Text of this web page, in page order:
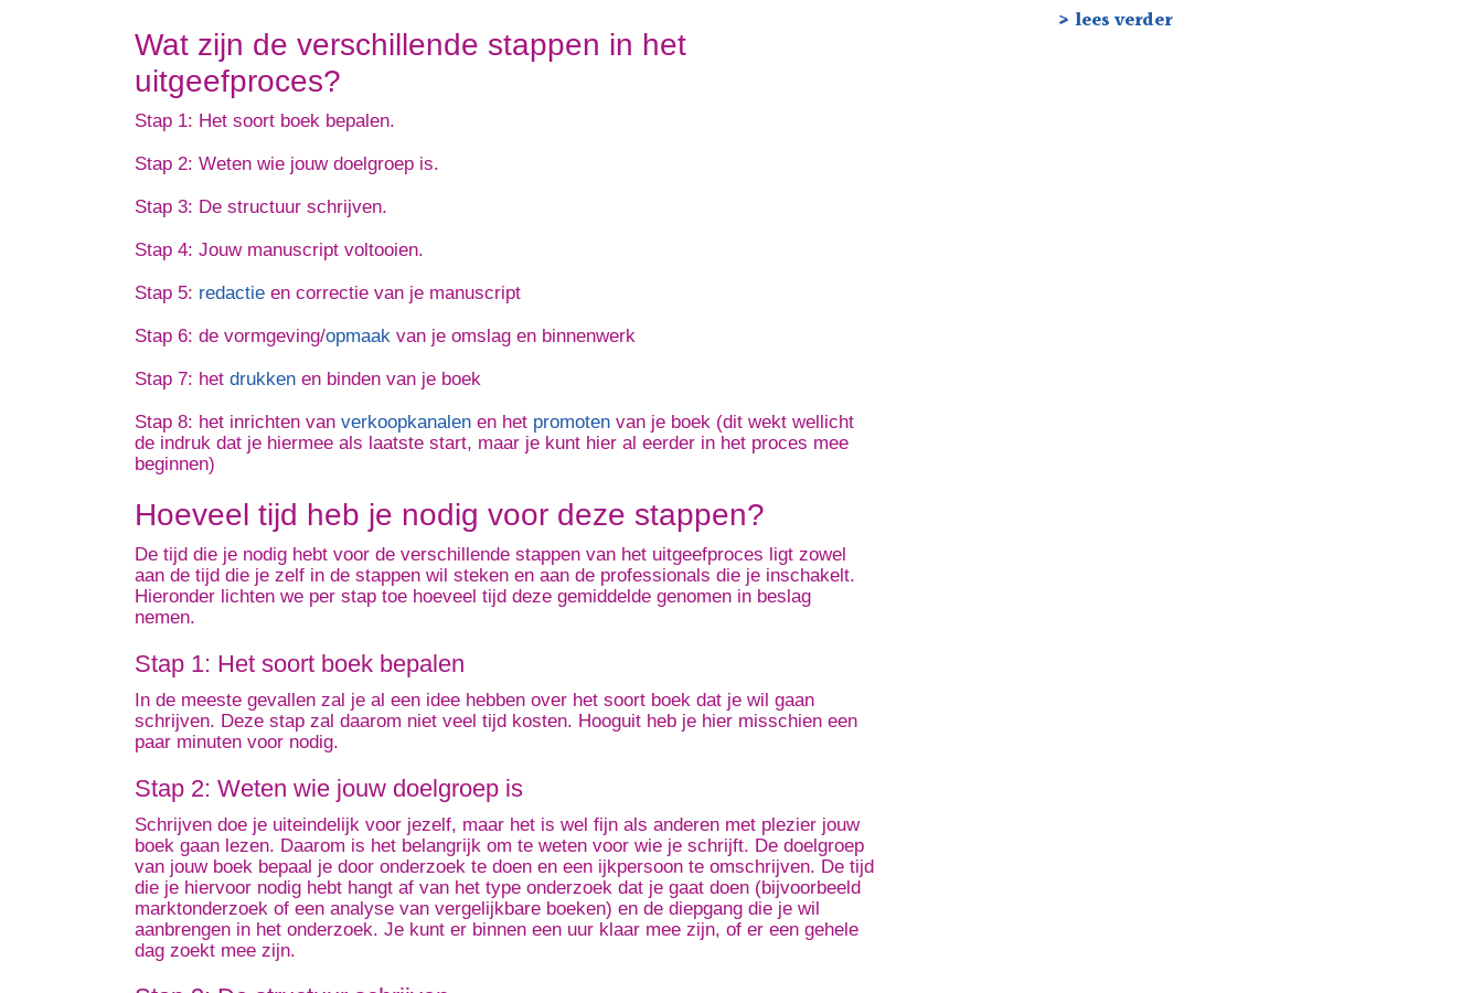
Wat zijn de verschillende stappen in het
uitgeefproces?
Stap 1: Het soort boek bepalen.
Stap 2: Weten wie jouw doelgroep is.
Stap 3: De structuur schrijven.
Stap 4: Jouw manuscript voltooien.
Stap 5: redactie en correctie van je manuscript
Stap 6: de vormgeving/opmaak van je omslag en binnenwerk
Stap 7: het drukken en binden van je boek
Stap 8: het inrichten van verkoopkanalen en het promoten van je boek (dit wekt wellicht
de indruk dat je hiermee als laatste start, maar je kunt hier al eerder in het proces mee
beginnen)
Hoeveel tijd heb je nodig voor deze stappen?
De tijd die je nodig hebt voor de verschillende stappen van het uitgeefproces ligt zowel
aan de tijd die je zelf in de stappen wil steken en aan de professionals die je inschakelt.
Hieronder lichten we per stap toe hoeveel tijd deze gemiddelde genomen in beslag
nemen.
Stap 1: Het soort boek bepalen
In de meeste gevallen zal je al een idee hebben over het soort boek dat je wil gaan
schrijven. Deze stap zal daarom niet veel tijd kosten. Hooguit heb je hier misschien een
paar minuten voor nodig.
Stap 2: Weten wie jouw doelgroep is
Schrijven doe je uiteindelijk voor jezelf, maar het is wel fijn als anderen met plezier jouw
boek gaan lezen. Daarom is het belangrijk om te weten voor wie je schrijft. De doelgroep
van jouw boek bepaal je door onderzoek te doen en een ijkpersoon te omschrijven. De tijd
die je hiervoor nodig hebt hangt af van het type onderzoek dat je gaat doen (bijvoorbeeld
marktonderzoek of een analyse van vergelijkbare boeken) en de diepgang die je wil
aanbrengen in het onderzoek. Je kunt er binnen een uur klaar mee zijn, of er een gehele
dag zoekt mee zijn.
> lees verder